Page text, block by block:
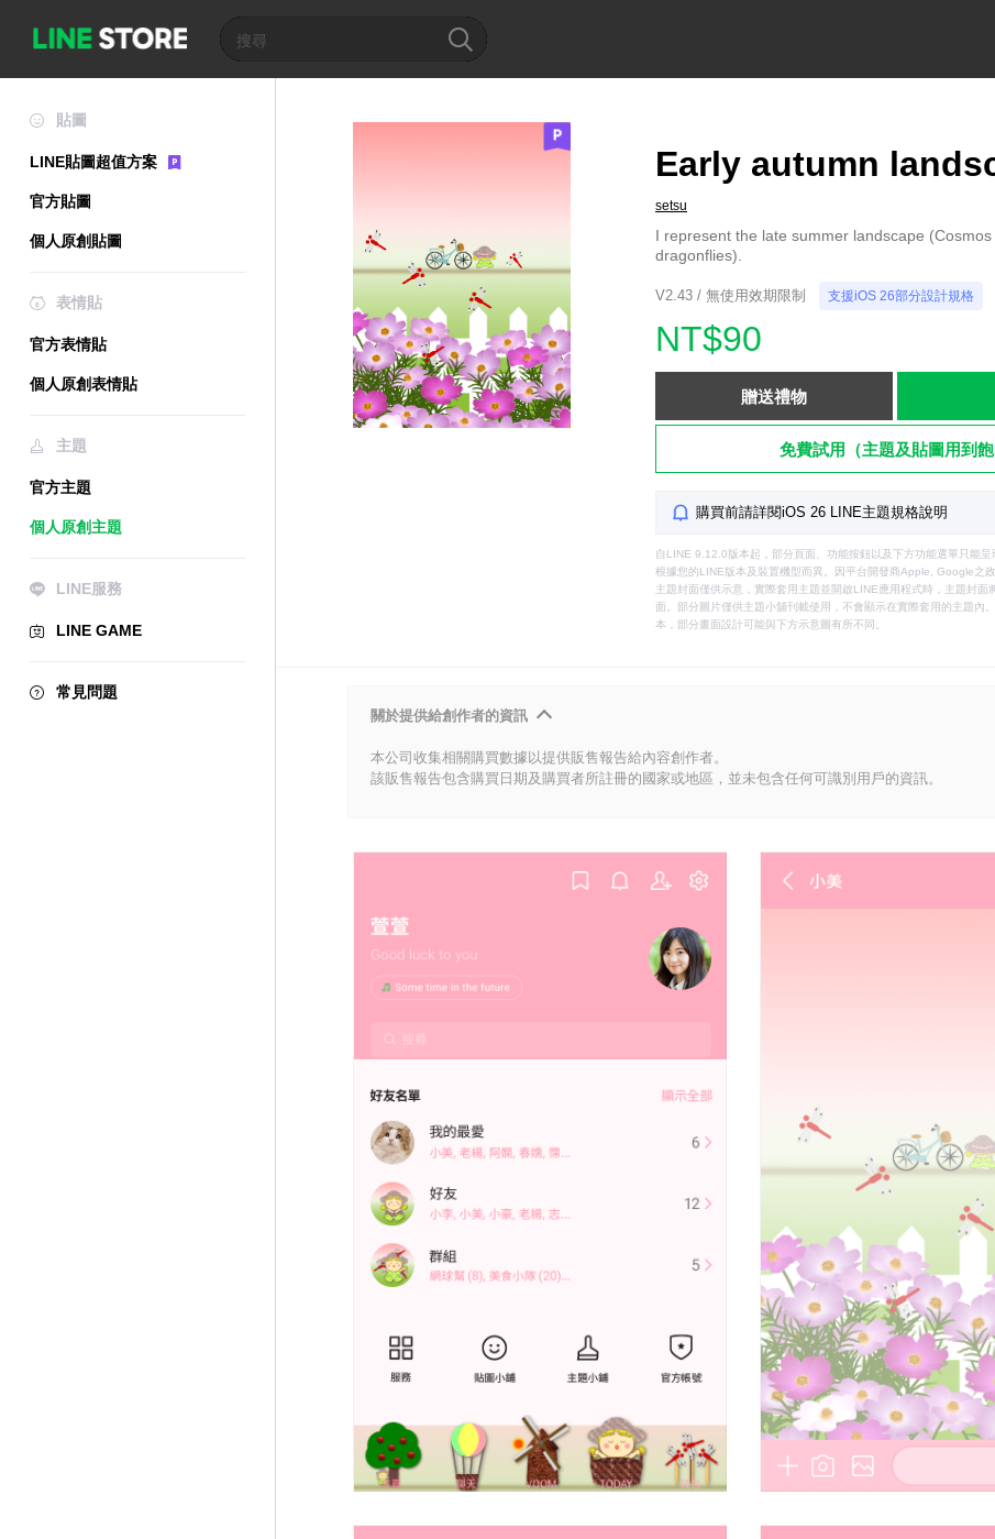
貼圖
LINE貼圖超值方案
官方貼圖
個人原創貼圖
表情貼
官方表情貼
個人原創表情貼
主題
官方主題
個人原創主題
LINE服務
LINE GAME
常見問題
Early autumn
setsu
I represent the late summer landscape
dragonflies).
V2.43 / 無使用效期限制 支援iOS 26部分設計規格
NT$90
贈送禮物
免費試用（主題及貼圖用到飽
購買前請詳閱iOS 26 LINE主題規格說明
自LINE 9.12.0版本起，部分頁面、功能按鈕以及下方功能選單只能呈
根據您的LINE版本及裝置機型而異。因平台開發商Apple, Google之
主題封面僅供示意，實際套用主題並開啟LINE應用程式時，主題封面
面。部分圖片僅供主題小舖刊載使用，不會顯示在實際套用的主題內
本，部分畫面設計可能與下方示意圖有所不同。
關於提供給創作者的資訊
本公司收集相關購買數據以提供販售報告給內容創作者。
該販售報告包含購買日期及購買者所註冊的國家或地區，並未包含任何可識別用戶的資訊。